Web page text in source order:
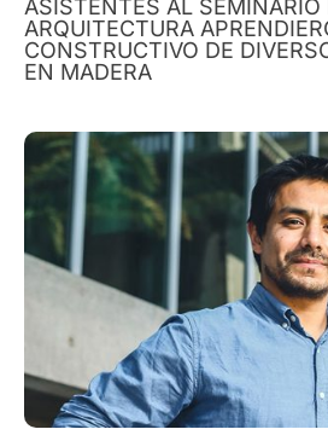
ASISTENTES AL SEMINARIO
ARQUITECTURA
CONSTRUCTIVO DE
EN MADERA